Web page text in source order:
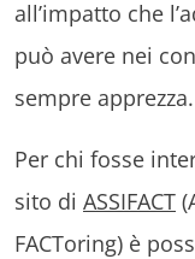
all’impatto che
può avere nei
sempre apprezza.
Per chi fosse
sito di ASSIFACT
FACToring) è